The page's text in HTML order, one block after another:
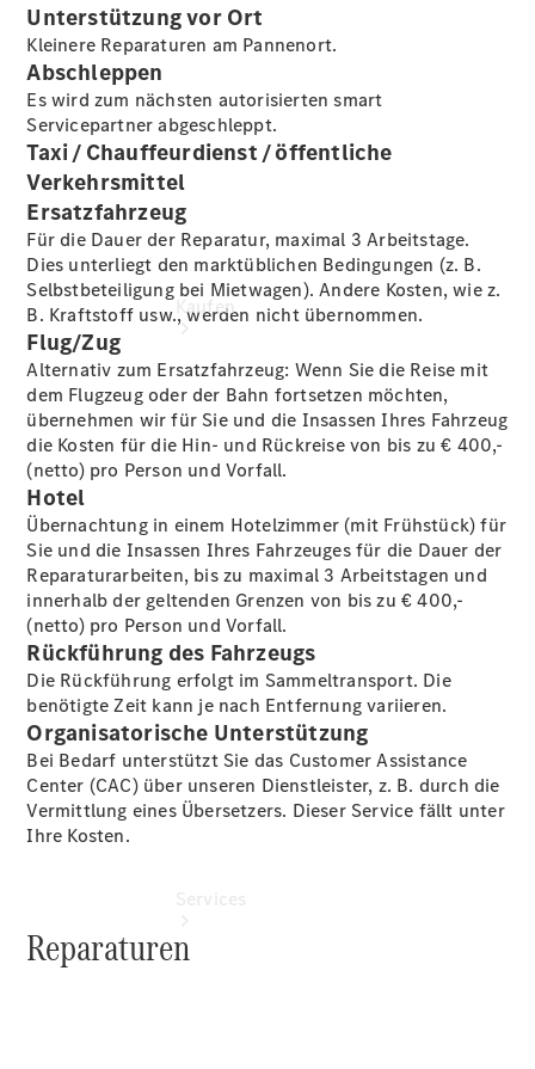
Tel: +49
6232 6422
0
Kaufen
Gebrauchtwagensuche
Junge
Sterne -
elektrisch
Das wird
meiner!
Unterstützung vor Ort
Kleinere Reparaturen am Pannenort.
Abschleppen
Es wird zum nächsten autorisierten smart
Servicepartner abgeschleppt.
Taxi / Chauffeurdienst / öffentliche
Verkehrsmittel
Ersatzfahrzeug
Für die Dauer der Reparatur, maximal 3 Arbeitstage.
Dies unterliegt den marktüblichen Bedingungen (z. B.
Selbstbeteiligung bei Mietwagen). Andere Kosten, wie z.
B. Kraftstoff usw., werden nicht übernommen.
Flug/Zug
Alternativ zum Ersatzfahrzeug: Wenn Sie die Reise mit
dem Flugzeug oder der Bahn fortsetzen möchten,
übernehmen wir für Sie und die Insassen Ihres Fahrzeug
die Kosten für die Hin- und Rückreise von bis zu € 400,-
(netto) pro Person und Vorfall.
Hotel
Übernachtung in einem Hotelzimmer (mit Frühstück) für
Sie und die Insassen Ihres Fahrzeuges für die Dauer der
Reparaturarbeiten, bis zu maximal 3 Arbeitstagen und
innerhalb der geltenden Grenzen von bis zu € 400,-
(netto) pro Person und Vorfall.
Rückführung des Fahrzeugs
Die Rückführung erfolgt im Sammeltransport. Die
benötigte Zeit kann je nach Entfernung variieren.
Organisatorische Unterstützung
Bei Bedarf unterstützt Sie das Customer Assistance
Center (CAC) über unseren Dienstleister, z. B. durch die
Vermittlung eines Übersetzers. Dieser Service fällt unter
Ihre Kosten.
Reparaturen